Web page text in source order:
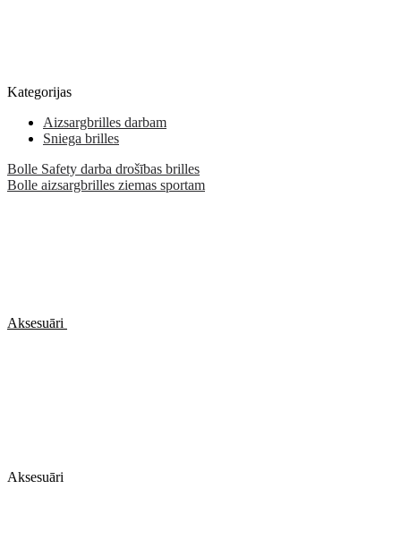
Kategorijas
Aizsargbrilles darbam
Sniega brilles
Bolle Safety darba drošības brilles
Bolle aizsargbrilles ziemas sportam
Aksesuāri
Aksesuāri